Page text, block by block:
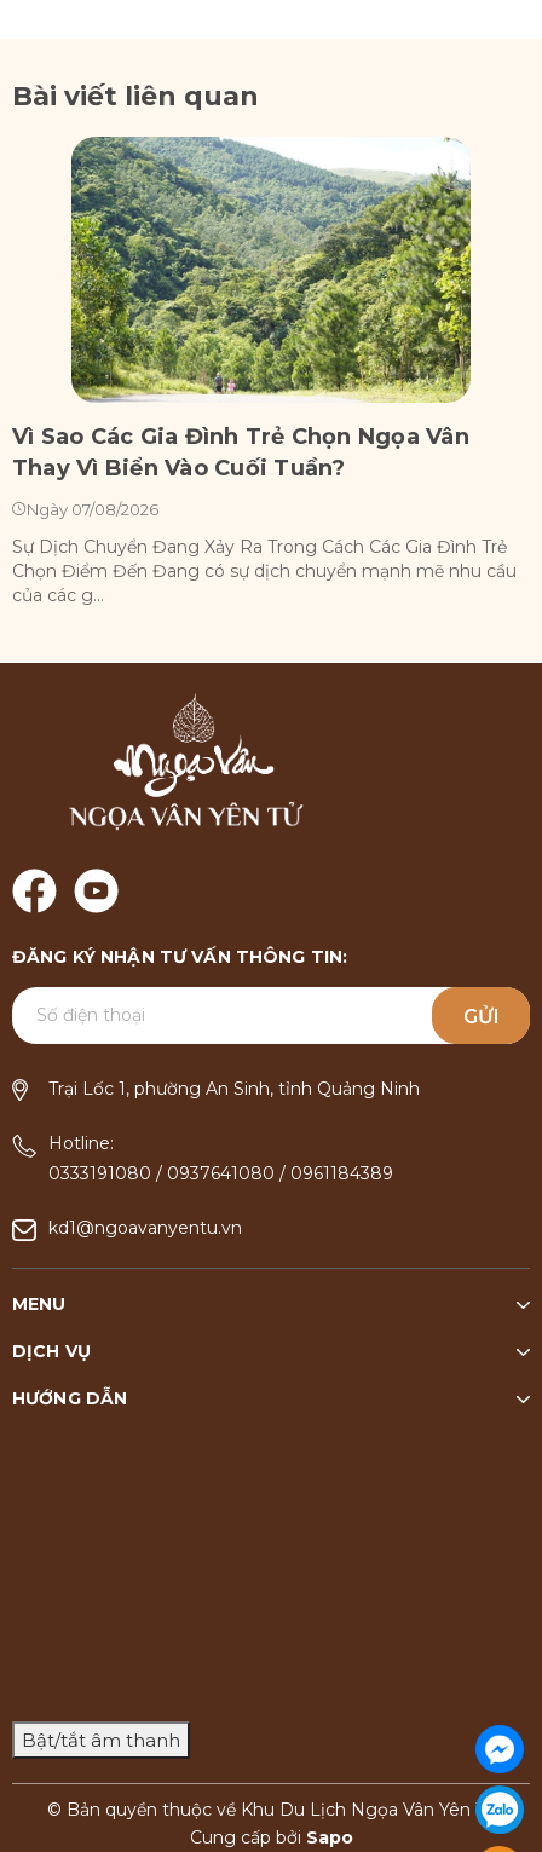
Bài viết liên quan
Vì Sao Các Gia Đình Trẻ Chọn Ngọa Vân
Thay Vì Biển Vào Cuối Tuần?
Ngày 07/08/2026
Sự Dịch Chuyển Đang Xảy Ra Trong Cách Các Gia Đình Trẻ
Chọn Điểm Đến Đang có sự dịch chuyển mạnh mẽ nhu cầu
của các g...
ĐĂNG KÝ NHẬN TƯ VẤN THÔNG TIN:
GỬI
Trại Lốc 1, phường An Sinh, tỉnh Quảng Ninh
Hotline:
0333191080 / 0937641080 / 0961184389
kd1@ngoavanyentu.vn
MENU
DỊCH VỤ
HƯỚNG DẪN
Bật/tắt âm thanh
© Bản quyền thuộc về Khu Du Lịch Ngọa Vân Yên Tử
Cung cấp bởi Sapo